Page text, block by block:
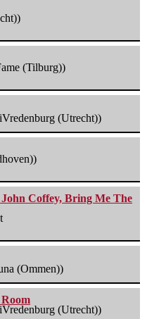
(Tilburg))
(Utrecht))
John Coffey, Bring Me The
(Ommen))
(Utrecht))